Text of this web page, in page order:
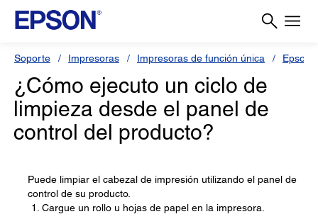
Soporte Impresoras Impresoras de función única Epson
¿Cómo ejecuto un ciclo de
limpieza desde el panel de
control del producto?
Puede limpiar el cabezal de impresión utilizando el panel de
control de su producto.
Cargue un rollo u hojas de papel en la impresora.